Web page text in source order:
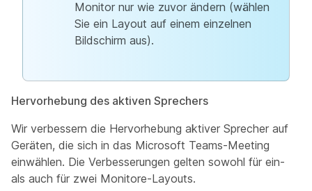
Monitor nur wie zuvor ändern (wählen
Sie ein Layout auf einem einzelnen
Bildschirm aus).
Hervorhebung des aktiven Sprechers
Wir verbessern die Hervorhebung aktiver Sprecher auf
Geräten, die sich in das Microsoft Teams-Meeting
einwählen. Die Verbesserungen gelten sowohl für ein-
als auch für zwei Monitore-Layouts.